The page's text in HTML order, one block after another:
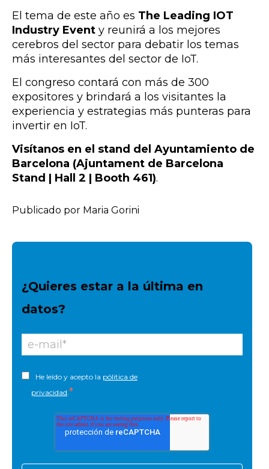
El tema de este año es The Leading IOT
Industry Event y reunirá a los mejores
cerebros del sector para debatir los temas
más interesantes del sector de IoT.
El congreso contará con más de 300
expositores y brindará a los visitantes la
experiencia y estrategias más punteras para
invertir en IoT.
Visítanos en el stand del Ayuntamiento de
Barcelona (Ajuntament de Barcelona
Stand | Hall 2 | Booth 461).
Publicado por Maria Gorini
¿Quieres estar a la última en
datos?
He leído y acepto la pólitica de
privacidad.*